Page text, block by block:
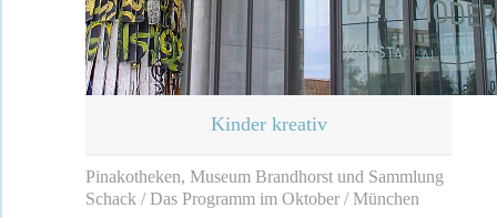
Kinder kreativ
Pinakotheken, Museum Brandhorst und Sammlung
Schack / Das Programm im Oktober / München